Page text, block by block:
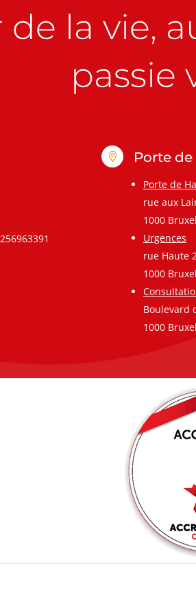
la vie,
passie
 Porte de
Porte de
rue aux
1000
Urgences
rue Haute
1000
Boulevard
1000